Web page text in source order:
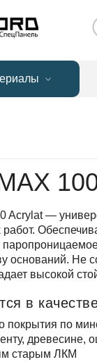
покрытия по
древесине,
старым ЛКМ
Acrylat —
работ.
оснований. Не
высокой
в